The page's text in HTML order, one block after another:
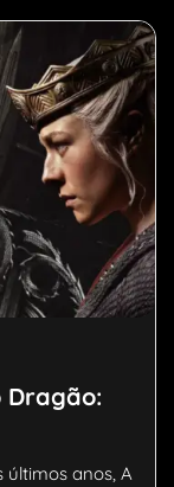
Dragão:
últimos anos, A